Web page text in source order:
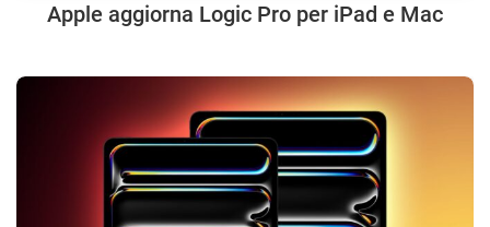
Apple aggiorna Logic Pro per iPad e Mac